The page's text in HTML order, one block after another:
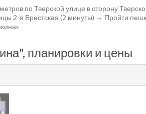
по Тверской улице в сторону
2-я Брестская (2 минуты) → Пройти
планировки и цены